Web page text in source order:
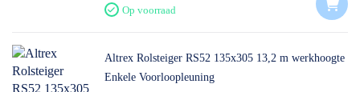
Op voorraad
Altrex Rolsteiger RS52 135x305 13,2 m werkhoogte
Enkele Voorloopleuning